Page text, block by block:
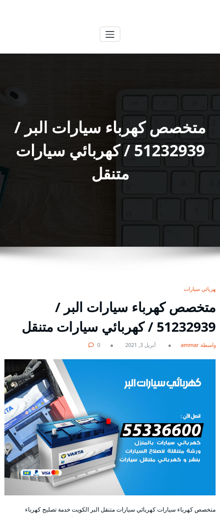
متخصص كهرباء سيارات البر /
51232939‬ / كهربائي سيارات
متنقل
كهربائي سيارات
متخصص كهرباء سيارات البر /
51232939‬ / كهربائي سيارات متنقل
بواسطة ammar أبريل 3, 2021 0
متخصص كهرباء سيارات كهربائي سيارات متنقل البر الكويت خدمة تصليح كهرباء